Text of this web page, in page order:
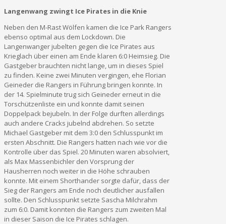
Langenwang zwingt Ice Pirates in die Knie
Neben den M-Rast Wölfen kamen die Ice Park Rangers
ebenso optimal aus dem Lockdown. Die
Langenwanger jubelten gegen die Ice Pirates aus
Krieglach über einen am Ende klaren 6:0 Heimsieg. Die
Gastgeber brauchten nicht lange, um in dieses Spiel
zu finden. Keine zwei Minuten vergingen, ehe Florian
Geineder die Rangers in Führung bringen konnte. In
der 14. Spielminute trug sich Geineder erneut in die
Torschützenliste ein und konnte damit seinen
Doppelpack bejubeln. In der Folge durften allerdings
auch andere Cracks jubelnd abdrehen. So setzte
Michael Gastgeber mit dem 3:0 den Schlusspunkt im
ersten Abschnitt. Die Rangers hatten nach wie vor die
Kontrolle über das Spiel. 20 Minuten waren absolviert,
als Max Massenbichler den Vorsprung der
Hausherren noch weiter in die Höhe schrauben
konnte. Mit einem Shorthander sorgte dafür, dass der
Sieg der Rangers am Ende noch deutlicher ausfallen
sollte. Den Schlusspunkt setzte Sascha Milchrahm
zum 6:0. Damit konnten die Rangers zum zweiten Mal
in dieser Saison die Ice Pirates schlagen.